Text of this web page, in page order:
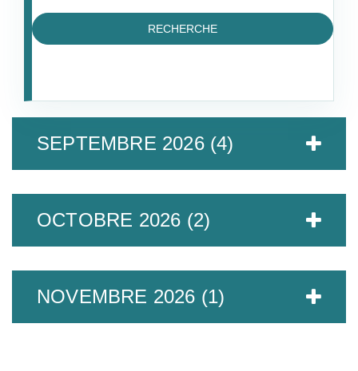
SEPTEMBRE 2026 (4)
OCTOBRE 2026 (2)
NOVEMBRE 2026 (1)